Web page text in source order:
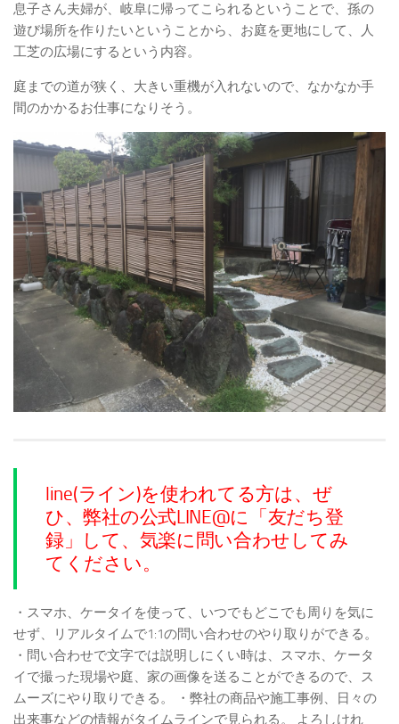
息子さん夫婦が、岐阜に帰ってこられるということで、孫の
遊び場所を作りたいということから、お庭を更地にして、人
工芝の広場にするという内容。
庭までの道が狭く、大きい重機が入れないので、なかなか手
間のかかるお仕事になりそう。
line(ライン)を使われてる方は、ぜ
ひ、弊社の公式LINE@に「友だち登
録」して、気楽に問い合わせしてみ
てください。
・スマホ、ケータイを使って、いつでもどこでも周りを気に
せず、リアルタイムで1:1の問い合わせのやり取りができる。
・問い合わせで文字では説明しにくい時は、スマホ、ケータ
イで撮った現場や庭、家の画像を送ることができるので、ス
ムーズにやり取りできる。
・弊社の商品や施工事例、日々の
出来事などの情報がタイムラインで見られる。
よろしけれ